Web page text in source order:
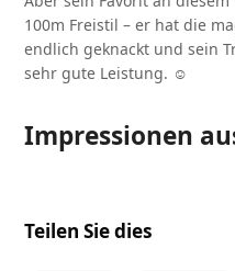
100m Freistil – er hat die
endlich geknackt und sein
sehr gute Leistung. ☺
Impressionen
Teilen Sie dies